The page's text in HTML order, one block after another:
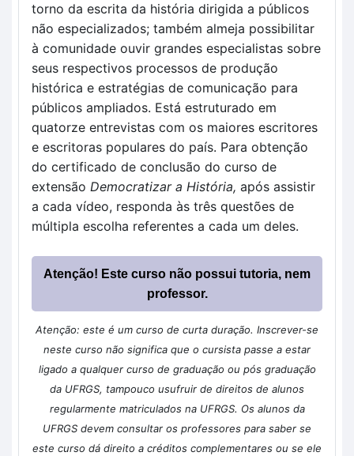
torno da escrita da história dirigida a públicos
não especializados; também almeja possibilitar
à comunidade ouvir grandes especialistas sobre
seus respectivos processos de produção
histórica e estratégias de comunicação para
públicos ampliados. Está estruturado em
quatorze entrevistas com os maiores escritores
e escritoras populares do país. Para obtenção
do certificado de conclusão do curso de
extensão Democratizar a História, após assistir
a cada vídeo, responda às três questões de
múltipla escolha referentes a cada um deles.
Atenção! Este curso não possui tutoria, nem
professor.
Atenção: este é um curso de curta duração. Inscrever-se
neste curso não significa que o cursista passe a estar
ligado a qualquer curso de graduação ou pós graduação
da UFRGS, tampouco usufruir de direitos de alunos
regularmente matriculados na UFRGS. Os alunos da
UFRGS devem consultar os professores para saber se
este curso dá direito a créditos complementares ou se ele